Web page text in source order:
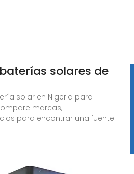
baterías solares de
solar en Nigeria para
marcas,
para encontrar una fuente